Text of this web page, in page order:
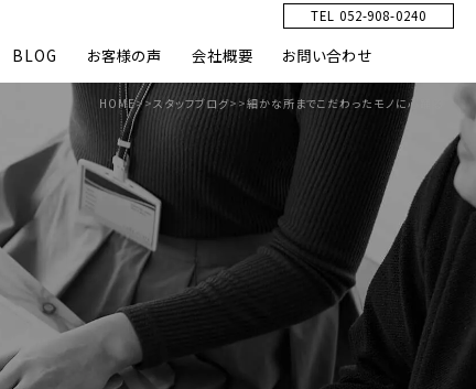
BLOG お客様の声 会社概要 お問い合わせ
TEL 052-908-0240
HOME>>スタッフブログ>>細かな所までこだわったモノに心踊る